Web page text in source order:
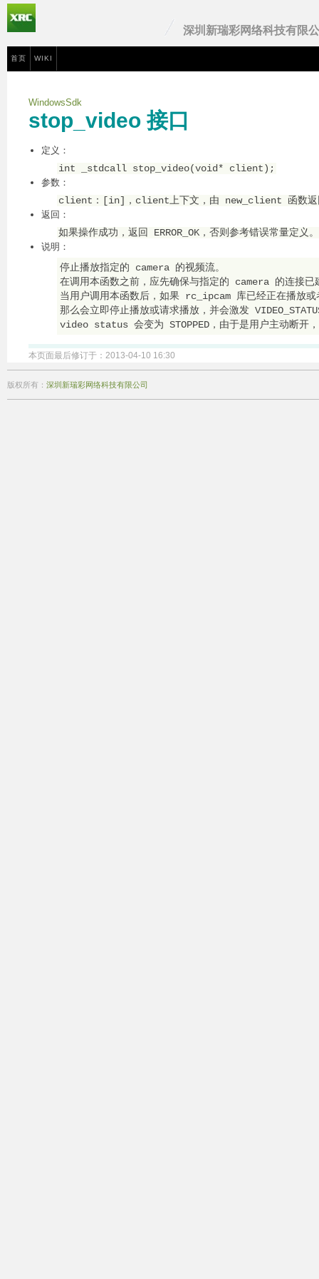
深圳新瑞彩网络科技有限
首页 WIKI
WindowsSdk
stop_video 接口
定义：
int _stdcall stop_video(void* client);
参数：
client：[in]，client上下文，由 new_client 函数返
返回：
如果操作成功，返回 ERROR_OK，否则参考错误常量定义。
说明：
停止播放指定的 camera 的视频流。
在调用本函数之前，应先确保与指定的 camera 的连接已
当用户调用本函数后，如果 rc_ipcam 库已经正在播放或
那么会立即停止播放或请求播放，并会激发
video status 会变为 STOPPED，由于是用户主动断开
本页面最后修订于：2013-04-10 16:30
版权所有： 深圳新瑞彩网络科技有限公司